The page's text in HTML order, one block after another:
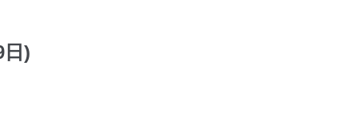
日)